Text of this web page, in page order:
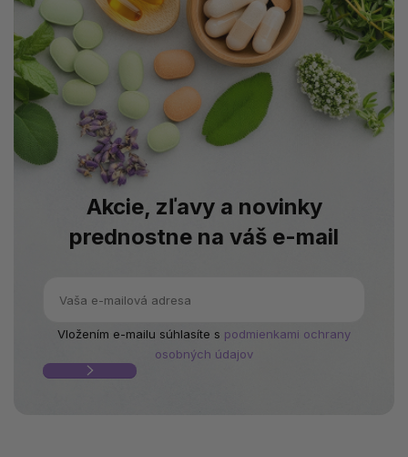
Akcie, zľavy a novinky
prednostne na váš e-mail
Vložením e-mailu súhlasíte s podmienkami ochrany
osobných údajov